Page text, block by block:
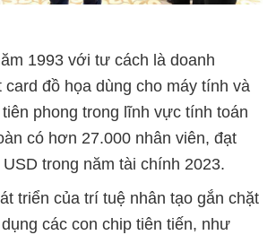
1993 với tư cách là doanh
card đồ họa dùng cho máy tính và
phong trong lĩnh vực tính toán
có hơn 27.000 nhân viên, đạt
trong năm tài chính 2023.
triển của trí tuệ nhân tạo gắn chặt
các con chip tiên tiến, như